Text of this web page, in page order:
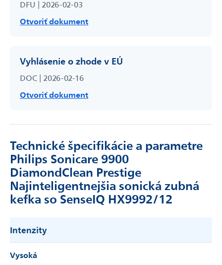
DFU | 2026-02-03
Otvoriť dokument
Vyhlásenie o zhode v EÚ
DOC | 2026-02-16
Otvoriť dokument
Technické špecifikácie a parametre
Philips Sonicare 9900
DiamondClean Prestige
Najinteligentnejšia sonická zubná
kefka so SenseIQ HX9992/12
Intenzity
Vysoká